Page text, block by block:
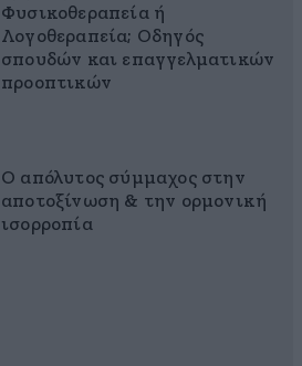
Φυσικοθεραπεία ή
Λογοθεραπεία; Οδηγός
σπουδών και επαγγελματικών
προοπτικών
Ο απόλυτος σύμμαχος στην
αποτοξίνωση & την ορμονική
ισορροπία